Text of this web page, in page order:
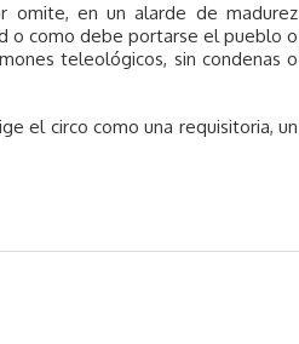
omite, en un alarde de madurez
o como debe portarse el pueblo o
teleológicos, sin condenas o
el circo como una requisitoria, un